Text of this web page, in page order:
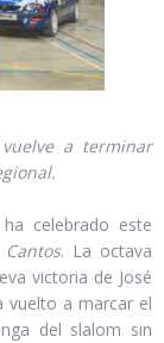
vuelve a terminar
celebrado este
. La octava
victoria de José
vuelto a marcar el
del slalom sin